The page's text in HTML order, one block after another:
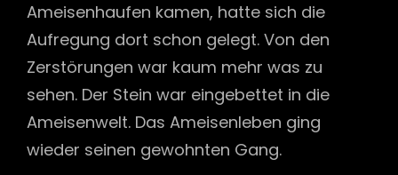
Ameisenhaufen kamen, hatte sich die
Aufregung dort schon gelegt. Von den
Zerstörungen war kaum mehr was zu
sehen. Der Stein war eingebettet in die
Ameisenwelt. Das Ameisenleben ging
wieder seinen gewohnten Gang.